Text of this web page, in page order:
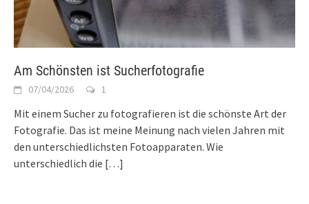
Am Schönsten ist Sucherfotografie
07/04/2026 1
Mit einem Sucher zu fotografieren ist die schönste Art der
Fotografie. Das ist meine Meinung nach vielen Jahren mit
den unterschiedlichsten Fotoapparaten. Wie
unterschiedlich die […]